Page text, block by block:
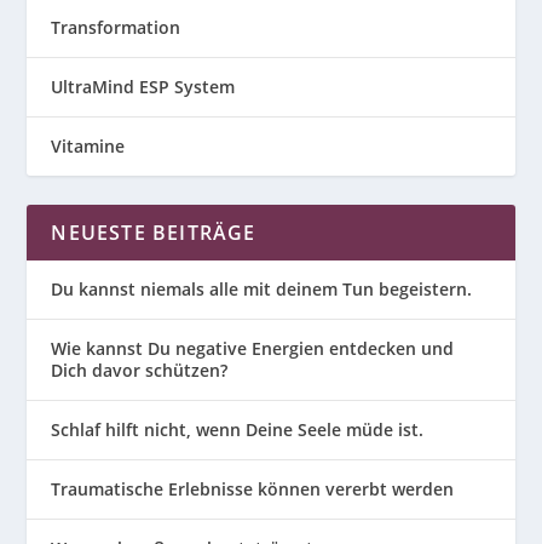
Transformation
UltraMind ESP System
Vitamine
NEUESTE BEITRÄGE
Du kannst niemals alle mit deinem Tun begeistern.
Wie kannst Du negative Energien entdecken und
Dich davor schützen?
Schlaf hilft nicht, wenn Deine Seele müde ist.
Traumatische Erlebnisse können vererbt werden